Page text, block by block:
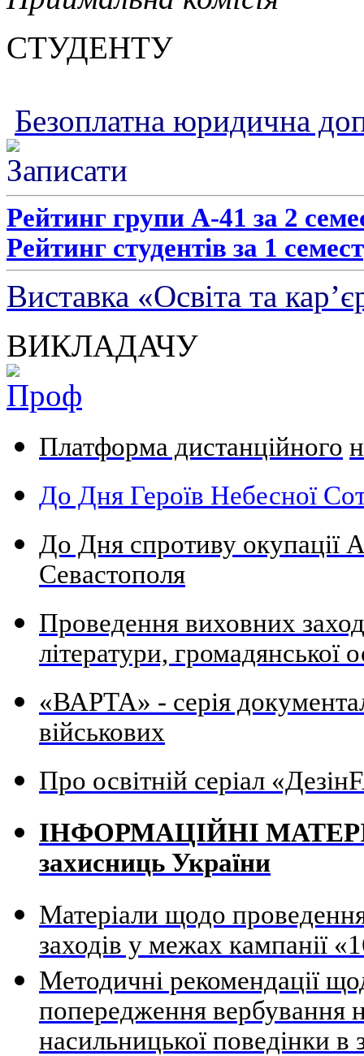
СТУДЕНТУ
Безоплатна юридична
Рейтинг групи А-41 за 2
Рейтинг студентів за 1
Виставка «Освіта та
ВИКЛАДАЧУ
Платформа дистанційного
До Дня Героїв Небесної
До Дня спротиву окупації
Севастополя
Проведення виховних
літератури, громадянської
«ВАРТА» - серія
військових
Про освітній серіал
ІНФОРМАЦІЙНІ
захисниць України
Матеріали щодо
заходів у межах кампанії
Методичні рекомендації
попередження вербування
насильницької поведінки в